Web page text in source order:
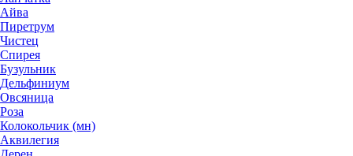
Айва
Пиретрум
Чистец
Спирея
Бузульник
Дельфиниум
Овсяница
Роза
Колокольчик (мн)
Аквилегия